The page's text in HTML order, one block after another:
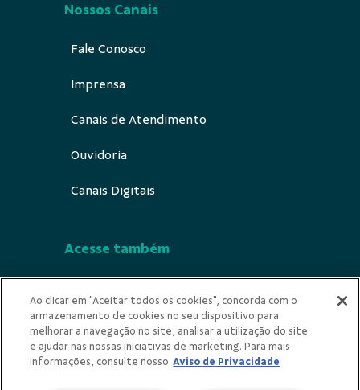
Nossos Canais
Fale Conosco
Imprensa
Canais de Atendimento
Ouvidoria
Canais Digitais
Acesse também
Indícios de Ilícitude
Privacidade
Ao clicar em "Aceitar todos os cookies", concorda com o
armazenamento de cookies no seu dispositivo para
melhorar a navegação no site, analisar a utilização do site
e ajudar nas nossas iniciativas de marketing. Para mais
informações, consulte nosso Aviso de Privacidade